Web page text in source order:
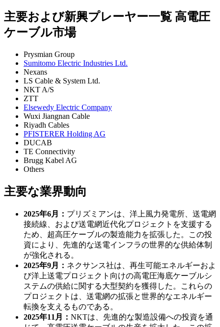
主要および新興プレーヤー一覧 高電圧
ケーブル市場
Prysmian Group
Sumitomo Electric Industries Ltd.
Nexans
LS Cable & System Ltd.
NKT A/S
ZTT
Elsewedy Electric Company
Wuxi Jiangnan Cable
Riyadh Cables
PFISTERER Holding AG
DUCAB
TE Connectivity
Brugg Kabel AG
Others
主要な業界動向
2025年6月： プリズミアンは、洋上風力発電所、送電網
接続線、および送電網近代化プロジェクトを支援する
ため、超高圧ケーブルの製造能力を拡張した。この投
資により、先進的な送電インフラの世界的な供給体制
が強化される。
2025年9月： ネクサンス社は、再生可能エネルギーおよ
び洋上送電プロジェクト向けの高電圧海底ケーブルシ
ステムの供給に関する大型契約を獲得した。これらの
プロジェクトは、送電網の拡張と世界的なエネルギー
転換を支えるものである。
2025年11月： NKTは、先進的な製造設備への投資を通